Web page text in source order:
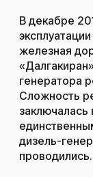
В декабре
железная
генератора
Сложность
дизель-
проводились.